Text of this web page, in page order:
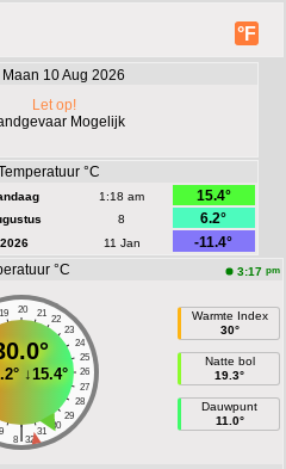
°F
Maan 10 Aug 2026
Let op!
Mogelijk
°C
1:18 am
15.4°
8
6.2°
2026 11 Jan
-11.4°
°C
3:17 pm
20
19 21
22
23
24
25
26
27
28
29
30
9 31
|
8 32
↓15.4°
Warmte Index
30°
Natte bol
19.3°
Dauwpunt
11.0°